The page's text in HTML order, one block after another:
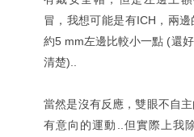
冒，我想可能是有ICH，兩
約5 mm左邊比較小一點 (還
清楚)..
當然是沒有反應，雙眼不自
有意向的運動..但實際上我